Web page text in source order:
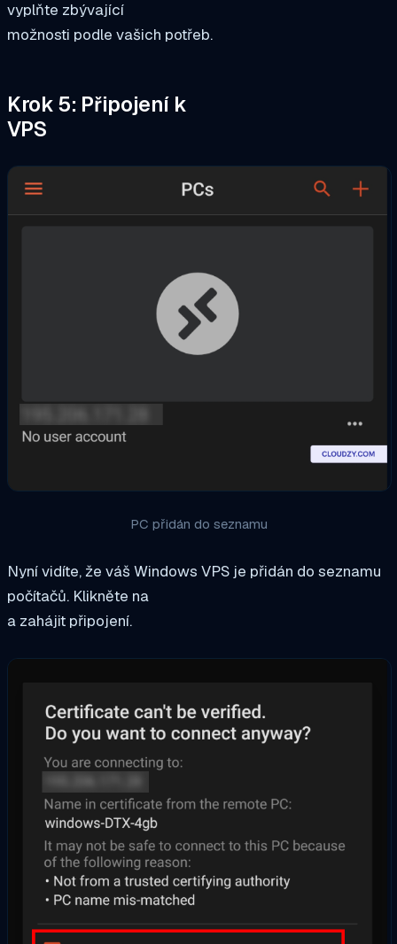
vyplňte zbývající
možnosti podle vašich potřeb.
Krok 5: Připojení k
VPS
PC přidán do seznamu
Nyní vidíte, že váš Windows VPS je přidán do seznamu
počítačů. Klikněte na
a zahájit připojení.